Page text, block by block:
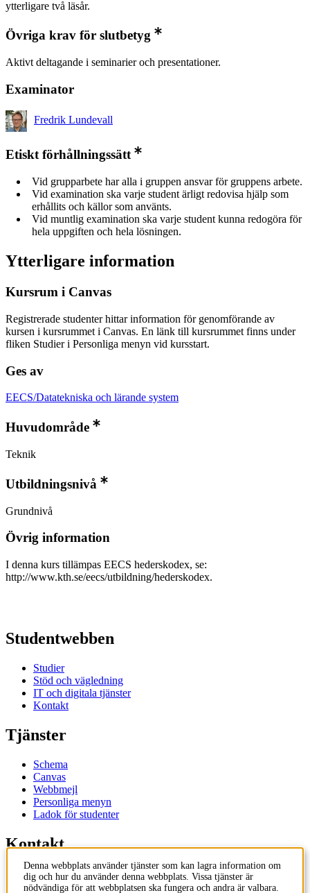
ytterligare två läsår.
Övriga krav för slutbetyg
Aktivt deltagande i seminarier och presentationer.
Examinator
Fredrik Lundevall
Etiskt förhållningssätt
Vid grupparbete har alla i gruppen ansvar för gruppens arbete.
Vid examination ska varje student ärligt redovisa hjälp som
erhållits och källor som använts.
Vid muntlig examination ska varje student kunna redogöra för
hela uppgiften och hela lösningen.
Ytterligare information
Kursrum i Canvas
Registrerade studenter hittar information för genomförande av
kursen i kursrummet i Canvas. En länk till kursrummet finns under
fliken Studier i Personliga menyn vid kursstart.
Ges av
EECS/Datatekniska och lärande system
Huvudområde
Teknik
Utbildningsnivå
Grundnivå
Övrig information
I denna kurs tillämpas EECS hederskodex, se:
http://www.kth.se/eecs/utbildning/hederskodex.
Studentwebben
Studier
Stöd och vägledning
IT och digitala tjänster
Kontakt
Tjänster
Schema
Canvas
Webbmejl
Personliga menyn
Ladok för studenter
Kontakt
Kontakta utbildningsprogram
Kontakta kurs
Denna webbplats använder tjänster som kan lagra information om
dig och hur du använder denna webbplats. Vissa tjänster är
nödvändiga för att webbplatsen ska fungera och andra är valbara.